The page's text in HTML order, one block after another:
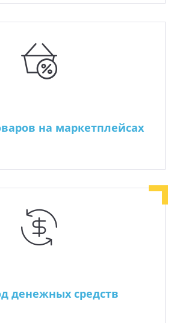
на маркетплейсах
денежных средств